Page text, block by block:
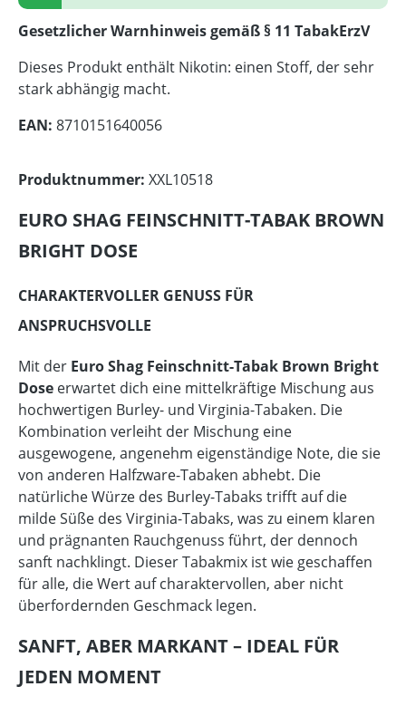
Gesetzlicher Warnhinweis gemäß § 11 TabakErzV
Dieses Produkt enthält Nikotin: einen Stoff, der sehr
stark abhängig macht.
EAN: 8710151640056
Produktnummer: XXL10518
EURO SHAG FEINSCHNITT-TABAK BROWN
BRIGHT DOSE
CHARAKTERVOLLER GENUSS FÜR
ANSPRUCHSVOLLE
Mit der Euro Shag Feinschnitt-Tabak Brown Bright
Dose erwartet dich eine mittelkräftige Mischung aus
hochwertigen Burley- und Virginia-Tabaken. Die
Kombination verleiht der Mischung eine
ausgewogene, angenehm eigenständige Note, die sie
von anderen Halfzware-Tabaken abhebt. Die
natürliche Würze des Burley-Tabaks trifft auf die
milde Süße des Virginia-Tabaks, was zu einem klaren
und prägnanten Rauchgenuss führt, der dennoch
sanft nachklingt. Dieser Tabakmix ist wie geschaffen
für alle, die Wert auf charaktervollen, aber nicht
überfordernden Geschmack legen.
SANFT, ABER MARKANT – IDEAL FÜR
JEDEN MOMENT